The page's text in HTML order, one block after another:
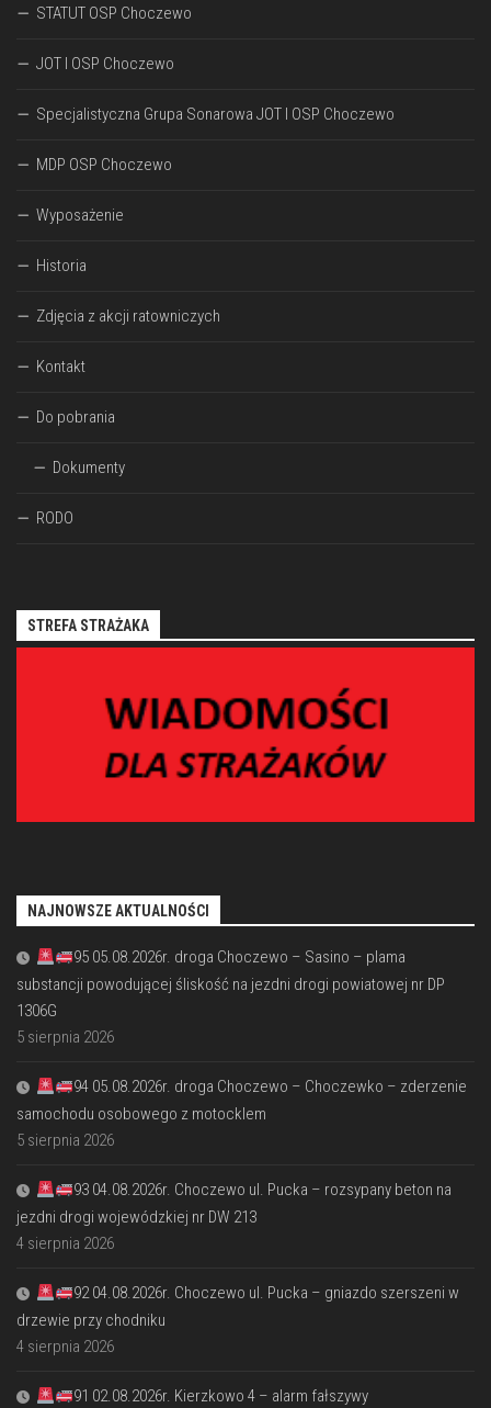
STATUT OSP Choczewo
JOT I OSP Choczewo
Specjalistyczna Grupa Sonarowa JOT I OSP Choczewo
MDP OSP Choczewo
Wyposażenie
Historia
Zdjęcia z akcji ratowniczych
Kontakt
Do pobrania
Dokumenty
RODO
STREFA STRAŻAKA
NAJNOWSZE AKTUALNOŚCI
95 05.08.2026r. droga Choczewo – Sasino – plama
substancji powodującej śliskość na jezdni drogi powiatowej nr DP
1306G
5 sierpnia 2026
94 05.08.2026r. droga Choczewo – Choczewko – zderzenie
samochodu osobowego z motocklem
5 sierpnia 2026
93 04.08.2026r. Choczewo ul. Pucka – rozsypany beton na
jezdni drogi wojewódzkiej nr DW 213
4 sierpnia 2026
92 04.08.2026r. Choczewo ul. Pucka – gniazdo szerszeni w
drzewie przy chodniku
4 sierpnia 2026
91 02.08.2026r. Kierzkowo 4 – alarm fałszywy